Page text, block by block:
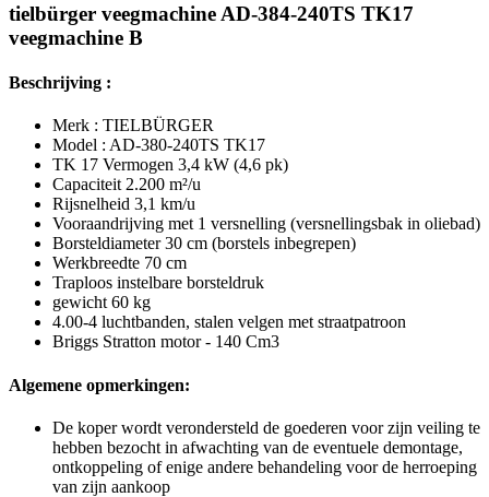
tielbürger veegmachine AD-384-240TS TK17
veegmachine B
Beschrijving :
Merk : TIELBÜRGER
Model : AD-380-240TS TK17
TK 17 Vermogen 3,4 kW (4,6 pk)
Capaciteit 2.200 m²/u
Rijsnelheid 3,1 km/u
Vooraandrijving met 1 versnelling (versnellingsbak in oliebad)
Borsteldiameter 30 cm (borstels inbegrepen)
Werkbreedte 70 cm
Traploos instelbare borsteldruk
gewicht 60 kg
4.00-4 luchtbanden, stalen velgen met straatpatroon
Briggs Stratton motor - 140 Cm3
Algemene opmerkingen:
De koper wordt verondersteld de goederen voor zijn veiling te
hebben bezocht in afwachting van de eventuele demontage,
ontkoppeling of enige andere behandeling voor de herroeping
van zijn aankoop